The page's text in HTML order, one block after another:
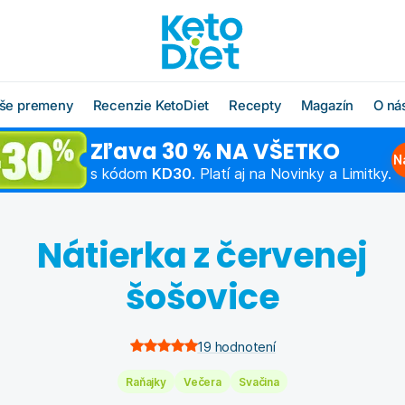
O radoch KetoDiet
Čo jesť po diéte
Schudnite s odborníkom
Vzorové jedálničky
premeny Recenzie KetoDiet Recepty
Všetky recepty
Keto recepty (od 1. kroku
Low carb recepty (od 3.
kroku diéty)
Magazín
Blog
Ako rýchlo
Ako začať
O
O značke
Náš tím
Hľadáme
partnerov
Zľava 30 % NA VŠETKO
s kódom KD30. Platí aj na Novinky a Limitky.
Nátierka z červenej
šošovice
19 hodnotení
Raňajky Večera Svačina